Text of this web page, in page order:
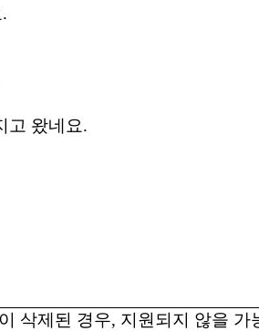
고 왔네요.
삭제된 경우, 지원되지 않을 가